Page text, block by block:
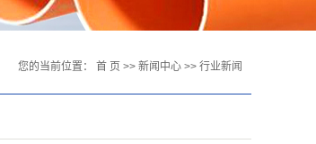
您的当前位置： 首 页 >> 新闻中心 >> 行业新闻